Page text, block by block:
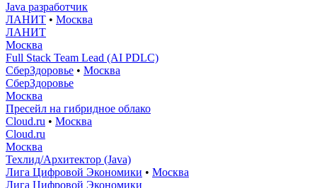
Java разработчик
ЛАНИТ • Москва
ЛАНИТ
Москва
Full Stack Team Lead (AI PDLC)
СберЗдоровье • Москва
СберЗдоровье
Москва
Пресейл на гибридное облако
Cloud.ru • Москва
Cloud.ru
Москва
Техлид/Архитектор (Java)
Лига Цифровой Экономики • Москва
Лига Цифровой Экономики